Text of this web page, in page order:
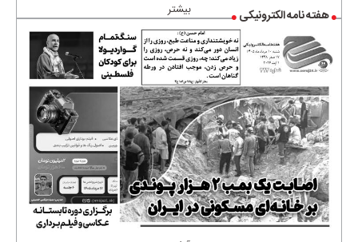
بیشتر هفته نامه الکترونیکی